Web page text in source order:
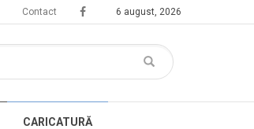
6 august, 2026
Contact
CARICATURĂ